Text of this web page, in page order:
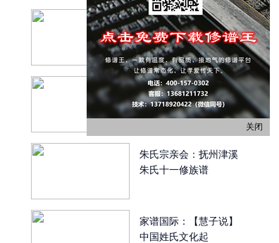
家谱国际丨2018年万宁
市沈氏家族祭祖
家谱国际丨为国存史，
为民立传丨家谱
朱氏宗亲会：抚州津溪
朱氏十一修族谱
家谱国际：【慧子说】
中国姓氏文化起
关闭